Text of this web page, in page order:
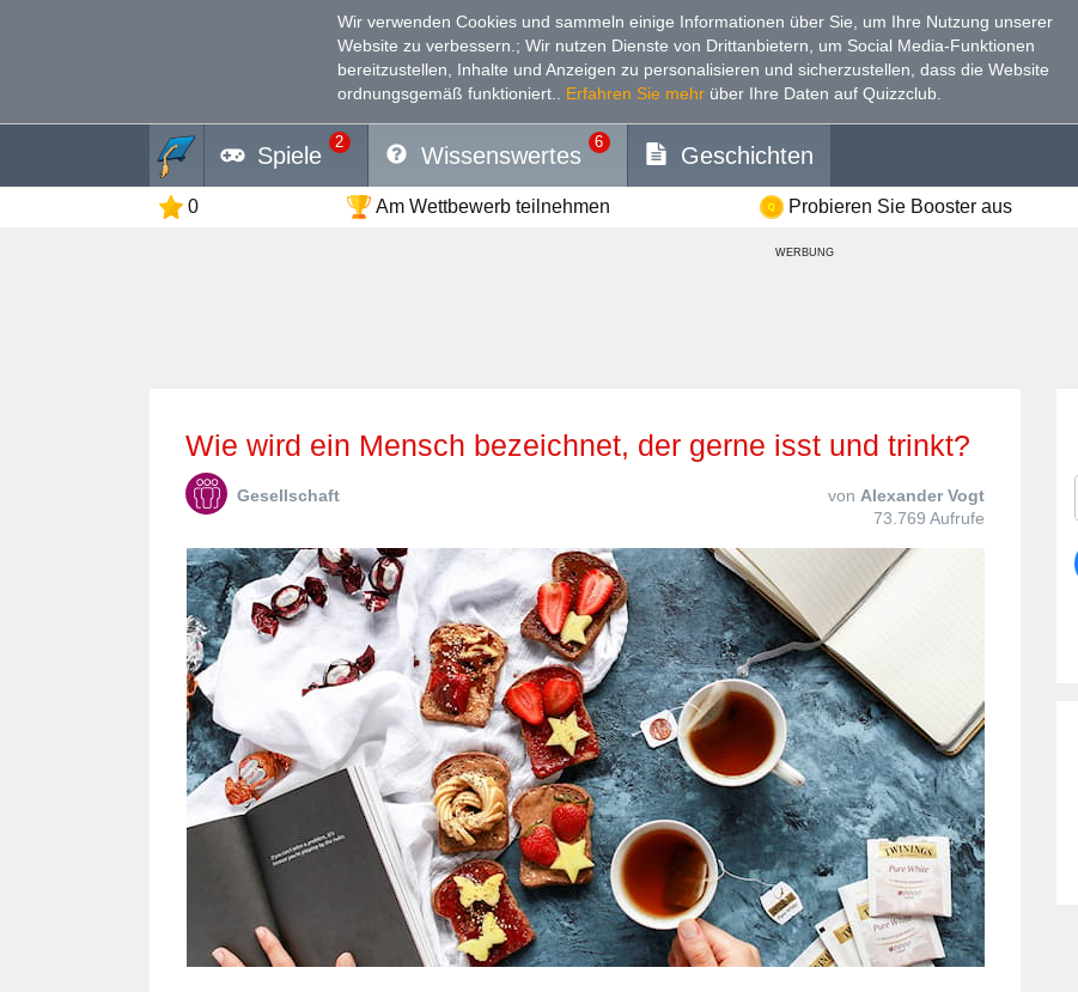
Wir verwenden Cookies und sammeln einige Informationen über Sie, um Ihre Nutzung unserer
Website zu verbessern. ; Wir nutzen Dienste von Drittanbietern, um Social Media-Funktionen
bereitzustellen, Inhalte und Anzeigen zu personalisieren und sicherzustellen, dass die Website
ordnungsgemäß funktioniert.
Erfahren Sie mehr über Ihre Daten auf Quizzclub.
Spiele
2
Wissenswertes
6
Geschichten
0 Am Wettbewerb teilnehmen Probieren Sie Booster aus
WERBUNG
Wie wird ein Mensch bezeichnet, der gerne isst und trinkt?
Gesellschaft von Alexander Vogt
73.769 Aufrufe